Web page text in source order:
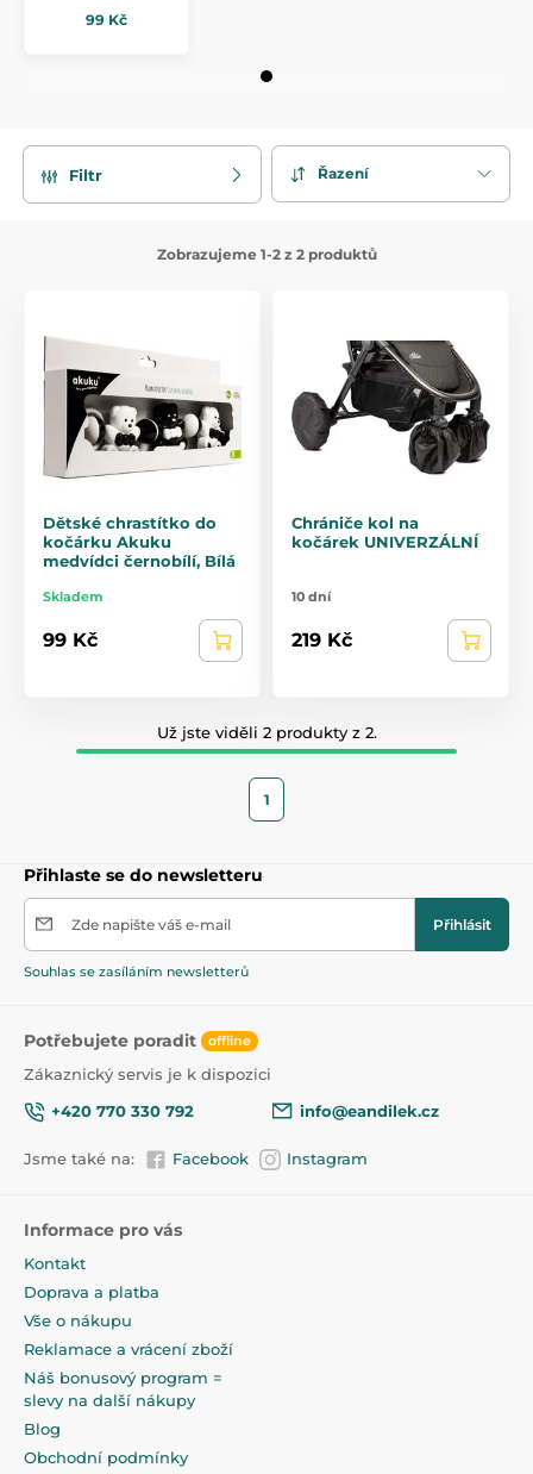
99 Kč
Filtr Řazení
Zobrazujeme 1-2 z 2 produktů
Dětské chrastítko do
kočárku Akuku
medvídci černobílí, Bílá
Skladem
99 Kč
Chrániče kol na
kočárek UNIVERZÁLNÍ
10 dní
219 Kč
Už jste viděli 2 produkty z 2.
1
Přihlaste se do newsletteru
Zde napište váš e-mail Přihlásit
Souhlas se zasíláním newsletterů
Potřebujete poradit offline
Zákaznický servis je k dispozici
+420 770 330 792
info@eandilek.cz
Jsme také na: Facebook Instagram
Informace pro vás
Kontakt
Doprava a platba
Vše o nákupu
Reklamace a vrácení zboží
Náš bonusový program =
slevy na další nákupy
Blog
Obchodní podmínky